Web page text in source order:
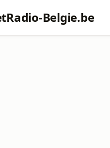
Belgie.be